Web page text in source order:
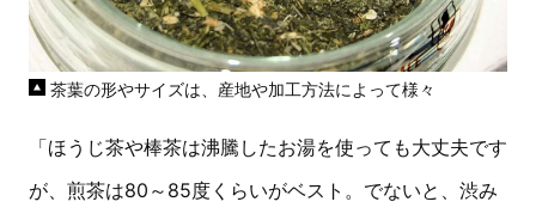
茶葉の形やサイズは、産地や加工方法によって様々
「ほうじ茶や棒茶は沸騰したお湯を使っても大丈夫です
が、煎茶は80～85度くらいがベスト。でないと、渋み